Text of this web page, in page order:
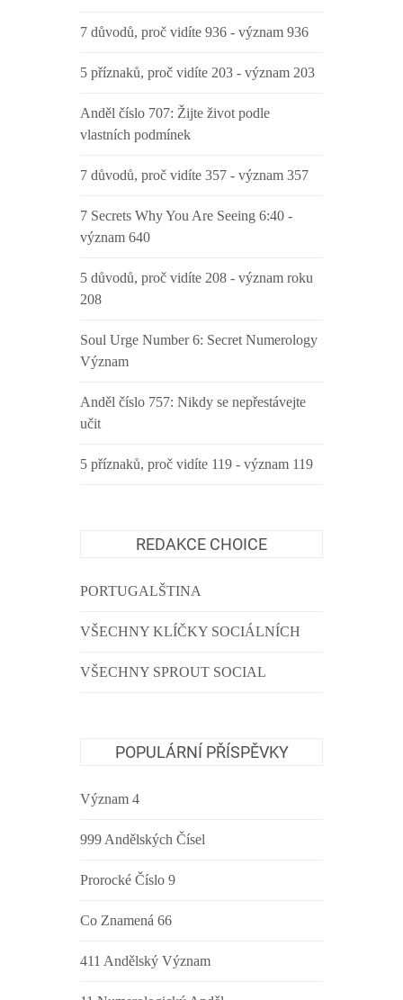
7 důvodů, proč vidíte 936 - význam 936
5 příznaků, proč vidíte 203 - význam 203
Anděl číslo 707: Žijte život podle
vlastních podmínek
7 důvodů, proč vidíte 357 - význam 357
7 Secrets Why You Are Seeing 6:40 -
význam 640
5 důvodů, proč vidíte 208 - význam roku
208
Soul Urge Number 6: Secret Numerology
Význam
Anděl číslo 757: Nikdy se nepřestávejte
učit
5 příznaků, proč vidíte 119 - význam 119
REDAKCE CHOICE
PORTUGALŠTINA
VŠECHNY KLÍČKY SOCIÁLNÍCH
VŠECHNY SPROUT SOCIAL
POPULÁRNÍ PŘÍSPĚVKY
Význam 4
999 Andělských Čísel
Prorocké Číslo 9
Co Znamená 66
411 Andělský Význam